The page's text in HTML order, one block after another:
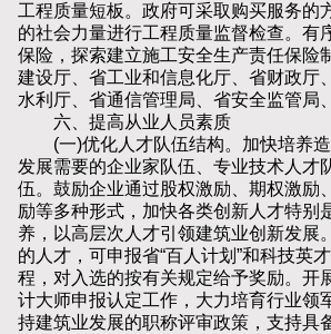
工程质量短板。政府可采取购买服务的
的社会力量进行工程质量监督检查。有
保险，探索建立施工安全生产责任保险
建设厅、省工业和信息化厅、省财政厅
水利厅、省通信管理局、省安全监管局
六、提高从业人员素质
(一)优化人才队伍结构。加快培养造
发展需要的企业家队伍、专业技术人才
伍。鼓励企业通过股权激励、期权激励
励等多种形式，加快各类创新人才特别
养，以高层次人才引领建筑业创新发展
的人才，可申报省“百人计划”和科技英
程，对入选的按有关规定给予奖励。开
计大师申报认定工作，大力培育行业领
持建筑业发展的职称评审政策，支持具